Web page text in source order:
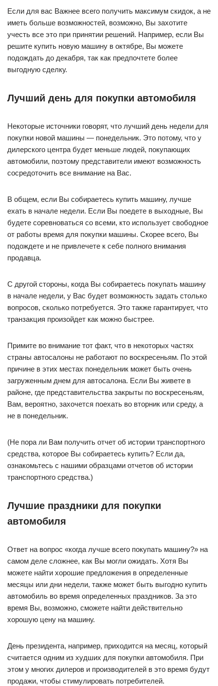
Если для вас Важнее всего получить максимум скидок, а не
иметь больше возможностей, возможно, Вы захотите
учесть все это при принятии решений. Например, если Вы
решите купить новую машину в октябре, Вы можете
подождать до декабря, так как предпочтете более
выгодную сделку.
Лучший день для покупки автомобиля
Некоторые источники говорят, что лучший день недели для
покупки новой машины — понедельник. Это потому, что у
дилерского центра будет меньше людей, покупающих
автомобили, поэтому представители имеют возможность
сосредоточить все внимание на Вас.
В общем, если Вы собираетесь купить машину, лучше
ехать в начале недели. Если Вы поедете в выходные, Вы
будете соревноваться со всеми, кто использует свободное
от работы время для покупки машины. Скорее всего, Вы
подождете и не привлечете к себе полного внимания
продавца.
С другой стороны, когда Вы собираетесь покупать машину
в начале недели, у Вас будет возможность задать столько
вопросов, сколько потребуется. Это также гарантирует, что
транзакция произойдет как можно быстрее.
Примите во внимание тот факт, что в некоторых частях
страны автосалоны не работают по воскресеньям. По этой
причине в этих местах понедельник может быть очень
загруженным днем ​​для автосалона. Если Вы живете в
районе, где представительства закрыты по воскресеньям,
Вам, вероятно, захочется поехать во вторник или среду, а
не в понедельник.
(Не пора ли Вам получить отчет об истории транспортного
средства, которое Вы собираетесь купить? Если да,
ознакомьтесь с нашими образцами отчетов об истории
транспортного средства.)
Лучшие праздники для покупки
автомобиля
Ответ на вопрос «когда лучше всего покупать машину?» на
самом деле сложнее, как Вы могли ожидать. Хотя Вы
можете найти хорошие предложения в определенные
месяцы или дни недели, также может быть выгодно купить
автомобиль во время определенных праздников. За это
время Вы, возможно, сможете найти действительно
хорошую цену на машину.
День президента, например, приходится на месяц, который
считается одним из худших для покупки автомобиля. При
этом у многих дилеров и производителей в это время будут
продажи, чтобы стимулировать потребителей.